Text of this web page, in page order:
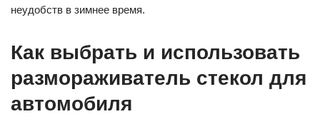
неудобств в зимнее время.
Как выбрать и использовать
размораживатель стекол для
автомобиля